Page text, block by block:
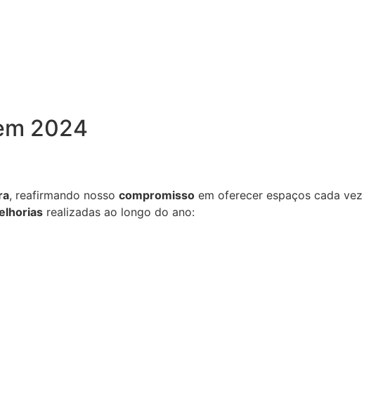
2024
, reafirmando nosso compromisso em oferecer espaços cada vez
realizadas ao longo do ano: